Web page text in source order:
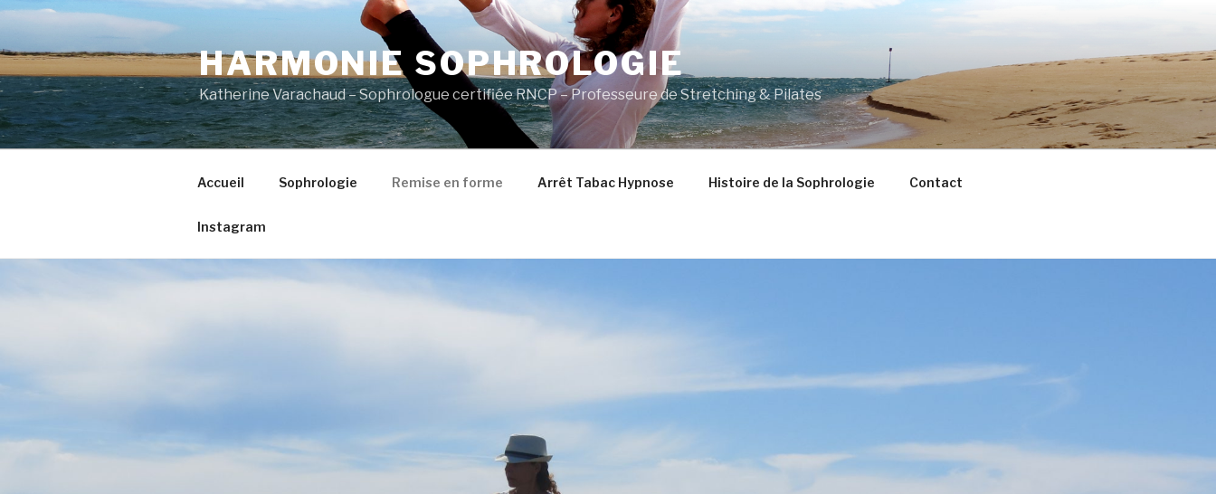
Aller
contenu
principal
HARMONIE SOPHROLOGIE
Katherine Varachaud – Sophrologue certifiée RNCP – Professeure de Stretching & Pilates
Accueil Sophrologie Remise en forme Arrêt Tabac Hypnose Histoire de la Sophrologie Contact
Instagram